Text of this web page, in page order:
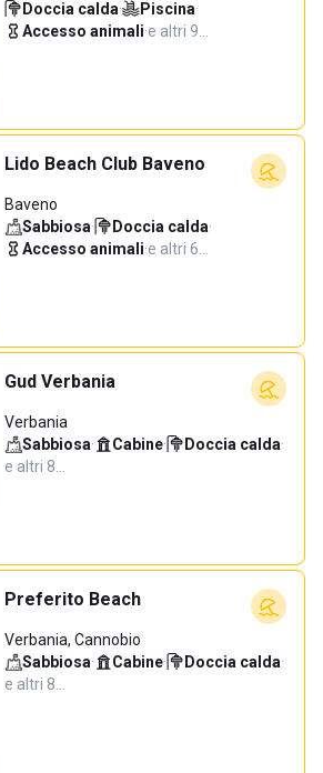
Doccia calda· Piscina·
Accesso animali·e altri 9…
Lido Beach Club Baveno
Baveno
Sabbiosa· Doccia calda·
Accesso animali·e altri 6…
Gud Verbania
Verbania
Sabbiosa· Cabine· Doccia calda·
e altri 8…
Preferito Beach
Verbania, Cannobio
Sabbiosa· Cabine· Doccia calda·
e altri 8…